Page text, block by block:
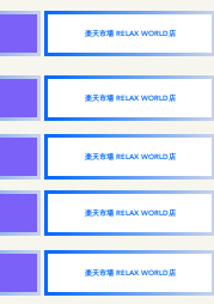
楽天市場 RELAX WORLD店
楽天市場 RELAX WORLD店
楽天市場 RELAX WORLD店
楽天市場 RELAX WORLD店
楽天市場 RELAX WORLD店